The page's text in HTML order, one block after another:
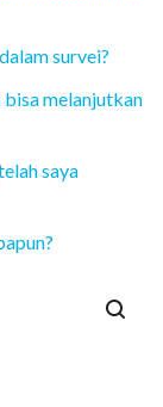
survei?
bisa melanjutkan
saya